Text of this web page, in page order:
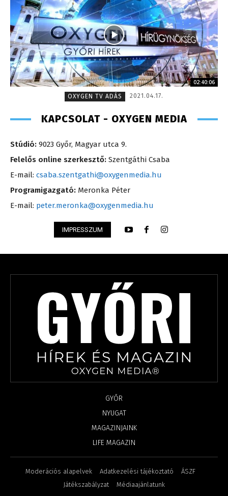
02:40:06
OXYGEN TV ADÁS
2021.04.17.
KAPCSOLAT - OXYGEN MEDIA
Stúdió: 9023 Győr, Magyar utca 9.
Felelős online szerkesztő: Szentgáthi Csaba
E-mail: csaba.szentgathi@oxygenmedia.hu
Programigazgató: Meronka Péter
E-mail: peter.meronka@oxygenmedia.hu
IMPRESSZUM
GYŐR
NYUGAT
MAGAZINJAINK
LIFE MAGAZIN
Moderációs alapelvek Adatkezelési tájékoztató
ÁSZF
Játékszabályzat
Médiaajánlatunk